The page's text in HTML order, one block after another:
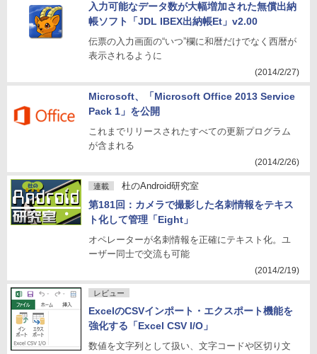
入力可能なデータ数が大幅増加された無償出納
帳ソフト「JDL IBEX出納帳Et」v2.00
伝票の入力画面の“いつ”欄に和暦だけでなく西暦が
表示されるように
(2014/2/27)
Microsoft、「Microsoft Office 2013 Service
Pack 1」を公開
これまでリリースされたすべての更新プログラム
が含まれる
(2014/2/26)
連載 杜のAndroid研究室
第181回：カメラで撮影した名刺情報をテキス
ト化して管理「Eight」
オペレーターが名刺情報を正確にテキスト化。ユ
ーザー同士で交流も可能
(2014/2/19)
レビュー
ExcelのCSVインポート・エクスポート機能を
強化する「Excel CSV I/O」
数値を文字列として扱い、文字コードや区切り文